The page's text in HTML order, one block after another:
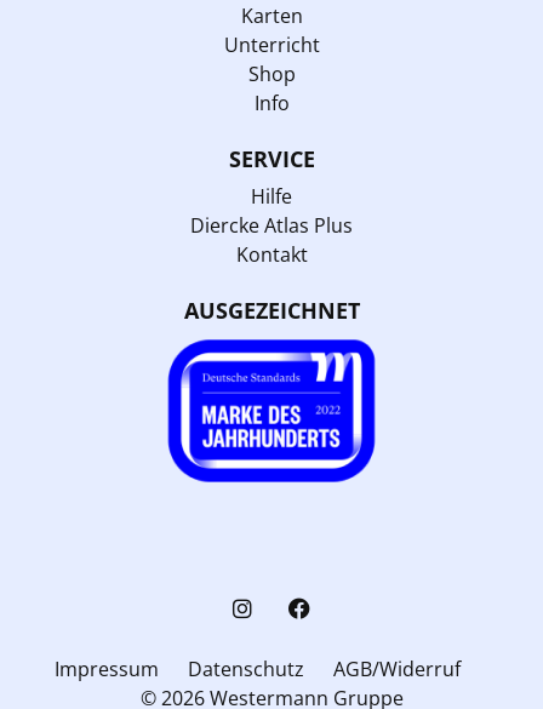
Karten
Unterricht
Shop
Info
SERVICE
Hilfe
Diercke Atlas Plus
Kontakt
AUSGEZEICHNET
Impressum Datenschutz
AGB/Widerruf
© 2026 Westermann Gruppe